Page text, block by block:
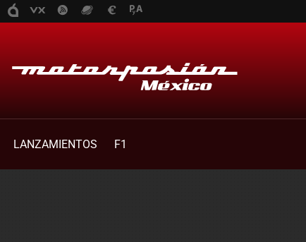
LANZAMIENTOS F1